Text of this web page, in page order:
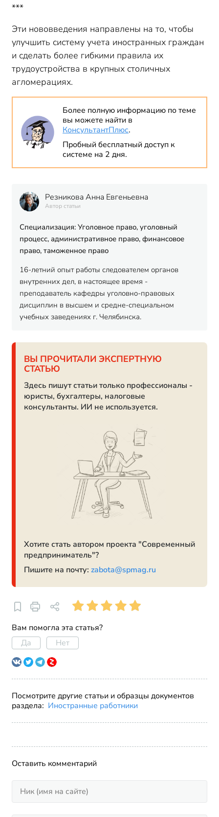
***
Эти нововведения направлены на то, чтобы
улучшить систему учета иностранных граждан
и сделать более гибкими правила их
трудоустройства в крупных столичных
агломерациях.
Более полную информацию по теме
вы можете найти в
КонсультантПлюс.
Пробный бесплатный доступ к
системе на 2 дня.
Резникова Анна Евгеньевна
Автор статьи
Специализация: Уголовное право, уголовный
процесс, административное право, финансовое
право, таможенное право
16-летний опыт работы следователем органов
внутренних дел, в настоящее время -
преподаватель кафедры уголовно-правовых
дисциплин в высшем и средне-специальном
учебных заведениях г. Челябинска.
ВЫ ПРОЧИТАЛИ ЭКСПЕРТНУЮ
СТАТЬЮ
Здесь пишут статьи только профессионалы -
юристы, бухгалтеры, налоговые
консультанты. ИИ не используется.
Хотите стать автором проекта "Современный
предприниматель"?
Пишите на почту: zabota@spmag.ru
Вам помогла эта статья?
Да
Нет
Посмотрите другие статьи и образцы документов
раздела: Иностранные работники
Оставить комментарий